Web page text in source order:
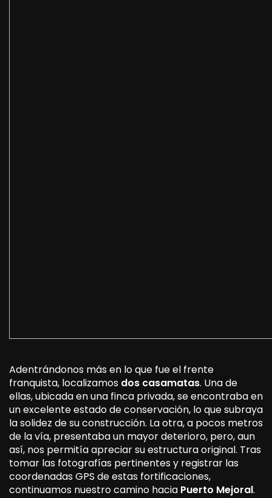
Adentrándonos más en lo que fue el frente
franquista, localizamos dos casamatas. Una de
ellas, ubicada en una finca privada, se encontraba en
un excelente estado de conservación, lo que subraya
la solidez de su construcción. La otra, a pocos metros
de la vía, presentaba un mayor deterioro, pero, aun
así, nos permitía apreciar su estructura original. Tras
tomar las fotografías pertinentes y registrar las
coordenadas GPS de estas fortificaciones,
continuamos nuestro camino hacia Puerto Mejoral.